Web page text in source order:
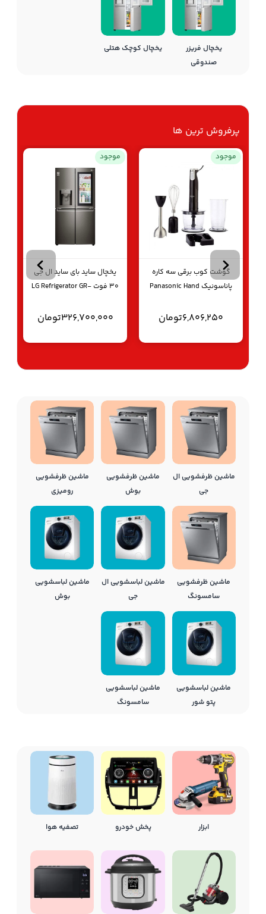
یخچال فریزر
صندوقی
یخچال کوچک هتلی
پرفروش ترین ها
موجود
گوشت کوب برقی سه کاره
پاناسونیک Panasonic Hand
6,806,250تومان
موجود
یخچال ساید بای ساید ال جی
30 فوت LG Refrigerator GR-
326,700,000تومان
ماشین ظرفشویی ال
جی
ماشین ظرفشویی
بوش
ماشین ظرفشویی
رومیزی
ماشین ظرفشویی
سامسونگ
ماشین لباسشویی ال
جی
ماشین لباسشویی
بوش
ماشین لباسشویی
پتو شور
ماشین لباسشویی
سامسونگ
ابزار پخش خودرو تصفیه هوا